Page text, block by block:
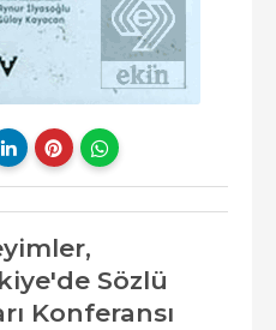
Sözlü
Konferansı